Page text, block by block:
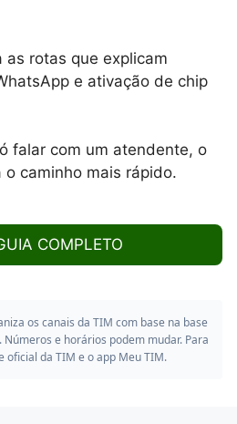
as rotas que explicam
e ativação de chip
falar com um atendente, o
caminho mais rápido.
COMPLETO
os canais da TIM com base na base
e horários podem mudar. Para
oficial da TIM e o app Meu TIM.